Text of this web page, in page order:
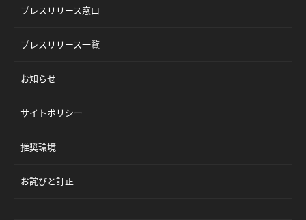
プレスリリース窓口
プレスリリース一覧
お知らせ
サイトポリシー
推奨環境
お詫びと訂正